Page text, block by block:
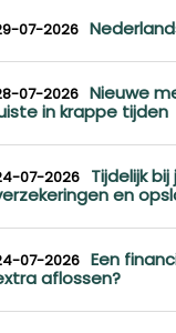
07-2026
07-2026 Nieuwe
in krappe tijden
07-2026 Tijdelijk
en
07-2026 Een
aflossen?